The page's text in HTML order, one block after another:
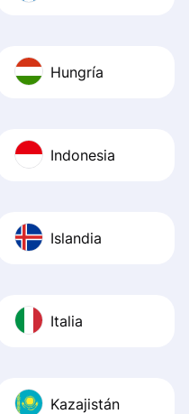
Hungría
Indonesia
Islandia
Italia
Kazajistán